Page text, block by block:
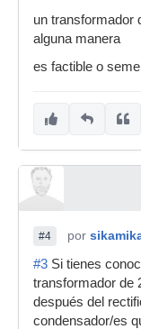
un transformador
alguna manera
es factible o
#4 por
#3 Si tienes
transformador de
después del
condensador/es